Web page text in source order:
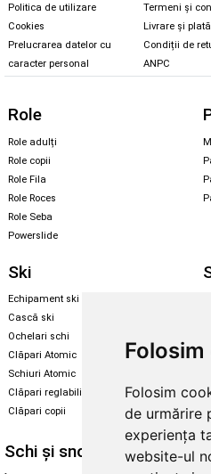
Folosim
de urmărire
experiența
website-ul
Politica de utilizare
Cookies
Prelucrarea datelor cu
caracter personal
Termeni și
Livrare și plată
Condiții de
ANPC
Role
Role adulți
Role copii
Role Fila
Role Roces
Role Seba
Powerslide
Ski
Echipament ski
Cască ski
Ochelari schi
Clăpari Atomic
Schiuri Atomic
Clăpari reglabili
Clăpari copii
Schi și snowboard